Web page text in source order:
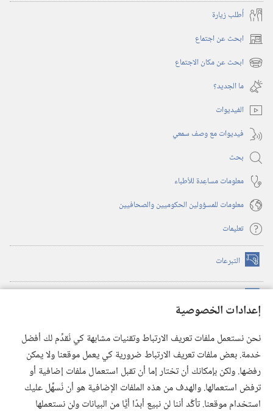
إعدادات الخصوصية
نحن نستعمل ملفات تعريف الارتباط وتقنيات مشابهة كي نُقدِّم لك أفضل
خدمة. بعض ملفات تعريف الارتباط ضرورية كي يعمل موقعنا ولا يمكن
رفضها. ولكن بإمكانك أن تختار إما أن تقبل استعمال ملفات إضافية أو
ترفض استعمالها. والهدف من هذه الملفات الإضافية هو أن نُسهِّل عليك
استخدام موقعنا. تأكَّد أننا لن نبيع أبدًا أيًّا من البيانات ولن نستعملها
أُطلب زيارة
ابحث عن اجتماع (يفتح
نافذة
جديدة)
ابحث عن مكان الاجتماع (يفتح
نافذة
جديدة)
ما الجديد؟‏
الفيديوات
فيديوات مع وصف سمعي
بحث
معلومات مساعِدة للأطباء
معلومات للمسؤولين الحكوميين والصحافيين
تعليمات
التبرعات (يفتح
نافذة
(يفتح
نافذة
(يفتح
نافذة
جديدة) تطبيق ®
JW Library
مكتبة برج المراقبة